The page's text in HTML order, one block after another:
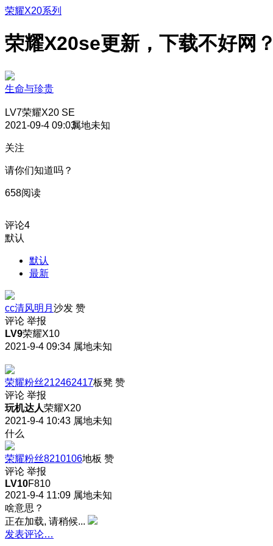
荣耀X20系列
荣耀X20se更新，下载不好网
生命与珍贵
LV7荣耀X20 SE
2021-09-4 09:03属地未知
关注
请你们知道吗？
658阅读
评论4
默认
默认
最新
cc清风明月 沙发 赞
评论 举报
LV9荣耀X10
2021-9-4 09:34 属地未知
荣耀粉丝212462417板凳 赞
评论 举报
玩机达人荣耀X20
2021-9-4 10:43 属地未知
什么
荣耀粉丝8210106地板 赞
评论 举报
LV10F810
2021-9-4 11:09 属地未知
啥意思？
正在加载, 请稍候...
发表评论…